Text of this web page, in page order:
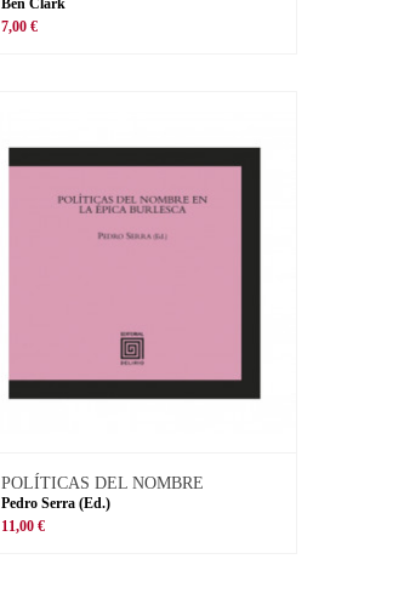
Ben Clark
7,00 €
POLÍTICAS DEL NOMBRE
Pedro Serra (Ed.)
11,00 €